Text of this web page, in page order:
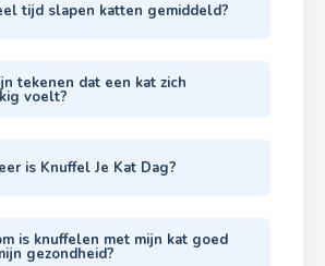
tijd slapen katten gemiddeld?
tekenen dat een kat zich
voelt?
is Knuffel Je Kat Dag?
is knuffelen met mijn kat goed
gezondheid?